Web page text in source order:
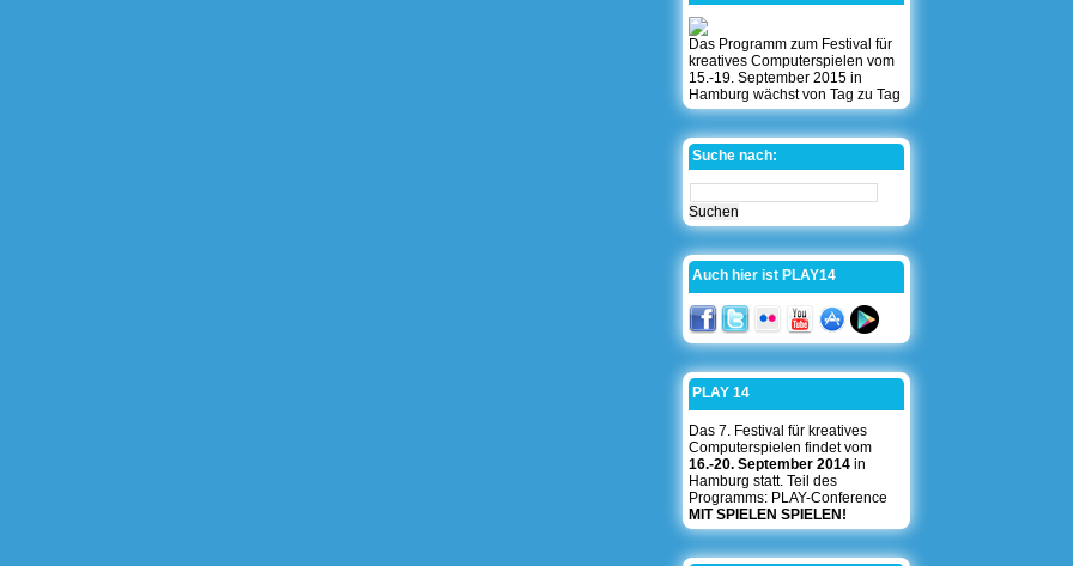
Das Programm zum Festival für
kreatives Computerspielen vom
15.-19. September 2015 in
Hamburg wächst von Tag zu Tag
Suche nach:
Auch hier ist PLAY14
PLAY 14
Das 7. Festival für kreatives
Computerspielen findet vom
16.-20. September 2014 in
Hamburg statt. Teil des
Programms: PLAY-Conference
MIT SPIELEN SPIELEN!